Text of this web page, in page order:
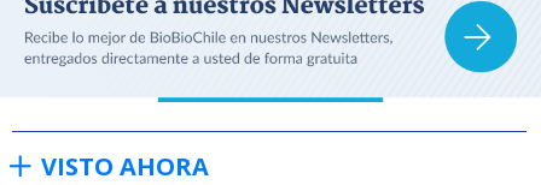
VISTO AHORA